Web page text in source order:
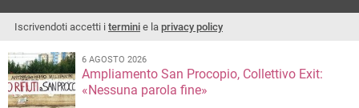
Iscrivendoti accetti i termini e la privacy policy
6 AGOSTO 2026
Ampliamento San Procopio, Collettivo Exit:
«Nessuna parola fine»